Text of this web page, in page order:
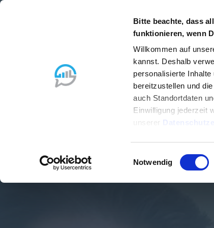
Bitte beachte, dass
funktionieren, wenn
Willkommen auf
kannst. Deshalb
personalisierte
bereitzustellen und
auch Standortdaten
Einwilligung jederzeit
unserer
Einwilligungsauswahl
Notwendig